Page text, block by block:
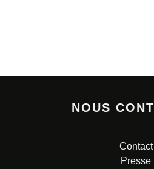
NOUS
Contact
Presse